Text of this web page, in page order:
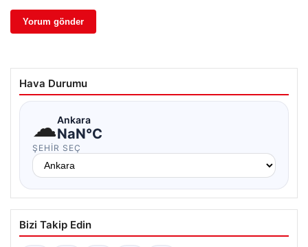
Hava Durumu
☁Ankara
NaN°C
ŞEHIR SEÇ
Bizi Takip Edin